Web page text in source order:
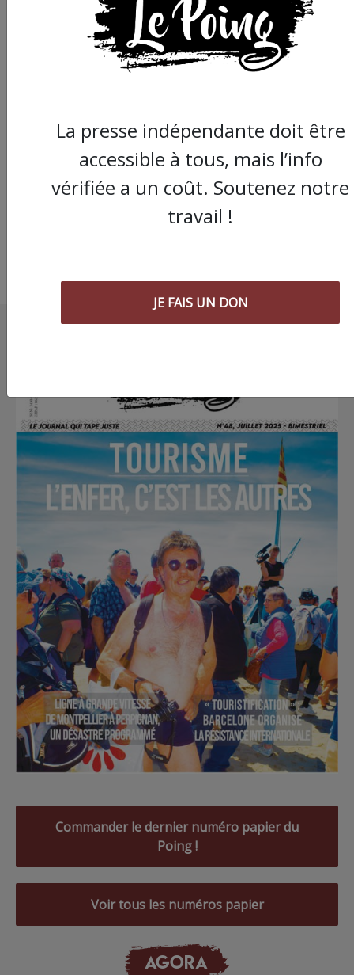
féministe à
savoirs faire
| Entretien
Commander le dernier numéro papier du
Poing !
Voir tous les numéros papier
AGORA
La presse indépendante doit être
accessible à tous, mais l’info
vérifiée a un coût. Soutenez notre
travail !
JE FAIS UN DON